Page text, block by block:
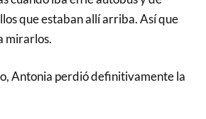
que estaban allí arriba. Así que
mirarlos.
Antonia perdió definitivamente la